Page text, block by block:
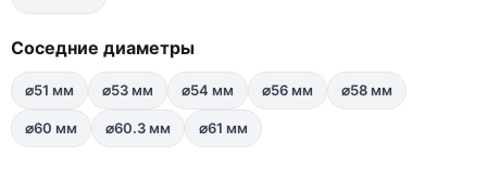
Соседние диаметры
⌀51 мм ⌀53 мм ⌀54 мм ⌀56 мм ⌀58 мм
⌀60 мм ⌀60.3 мм ⌀61 мм